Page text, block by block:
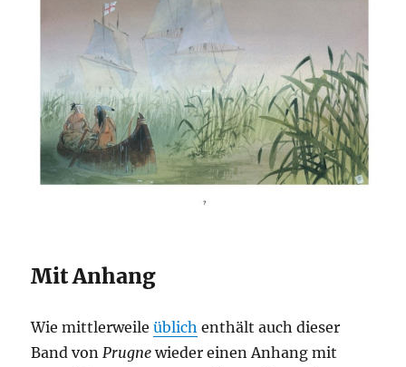
Mit Anhang
Wie mittlerweileüblich enthält auch dieser
Band von Prugne wieder einen Anhang mit